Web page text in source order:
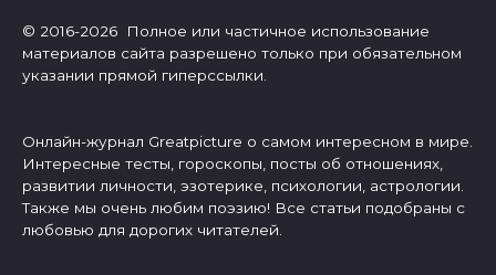
© 2016-2026 Полное или частичное использование
материалов сайта разрешено только при обязательном
указании прямой гиперссылки.
Онлайн-журнал Greatpicture о самом интересном в мире.
Интересные тесты, гороскопы, посты об отношениях,
развитии личности, эзотерике, психологии, астрологии.
Также мы очень любим поэзию! Все статьи подобраны с
любовью для дорогих читателей.